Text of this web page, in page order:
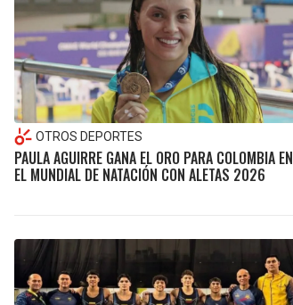
OTROS DEPORTES
PAULA AGUIRRE GANA EL ORO PARA COLOMBIA EN
EL MUNDIAL DE NATACIÓN CON ALETAS 2026